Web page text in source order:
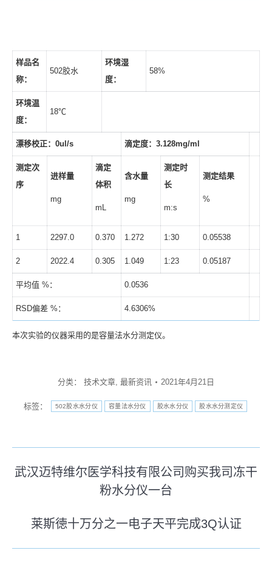
样品名
称：
502胶水
环境湿
度：
58%
环境温
度：
18℃
漂移校正： 0ul/s 滴定度： 3.128mg/ml
测定次
序
进样量
mg
滴定
体积
mL
含水量
mg
测定时
长
m:s
测定结果
%
1 2297.0 0.370 1.272 1:30 0.05538
2 2022.4 0.305 1.049 1:23 0.05187
平均值 %： 0.0536
RSD偏差 %： 4.6306%
本次实验的仪器采用的是容量法水分测定仪。
分类： 技术文章, 最新资讯 2021年4月21日
标签： 502胶水水分仪 容量法水分仪 胶水水分仪 胶水水分测定仪
历
的
武汉迈特维尔医学科技有限公司购买我司冻干
粉水分仪一台
未
来
莱斯徳十万分之一电子天平完成3Q认证